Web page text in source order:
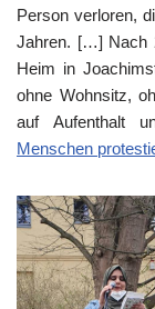
Person verloren,
Jahren. […] Nach
Heim in
ohne Wohnsitz,
auf Aufenthalt
Menschen